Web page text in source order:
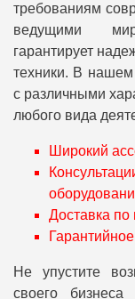
требованиям
ведущими
гарантирует
техники. В
с различными
любого вида
Широкий
Доставка по
Не упустите
своего